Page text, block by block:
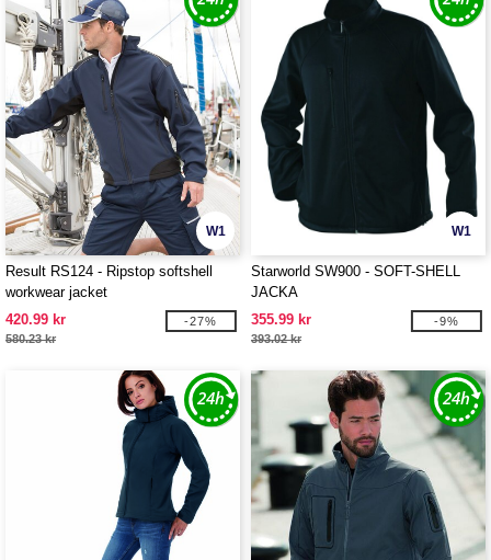
W1
Result RS124 - Ripstop softshell
workwear jacket
420.99 kr
580.23 kr
-27%
W1
Starworld SW900 - SOFT-SHELL
JACKA
355.99 kr
393.02 kr
-9%